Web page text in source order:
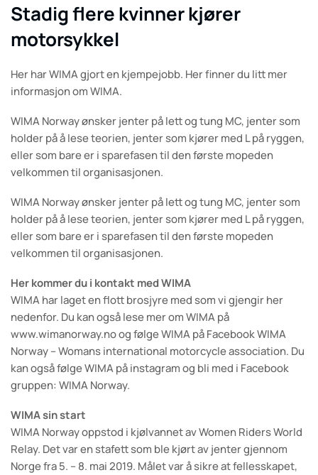
Stadig flere kvinner kjører
motorsykkel
Her har WIMA gjort en kjempejobb. Her finner du litt mer
informasjon om WIMA.
WIMA Norway ønsker jenter på lett og tung MC, jenter som
holder på å lese teorien, jenter som kjører med L på ryggen,
eller som bare er i sparefasen til den første mopeden
velkommen til organisasjonen.
WIMA Norway ønsker jenter på lett og tung MC, jenter som
holder på å lese teorien, jenter som kjører med L på ryggen,
eller som bare er i sparefasen til den første mopeden
velkommen til organisasjonen.
Her kommer du i kontakt med WIMA
WIMA har laget en flott brosjyre med som vi gjengir her
nedenfor. Du kan også lese mer om WIMA på
www.wimanorway.no og følge WIMA på Facebook WIMA
Norway – Womans international motorcycle association. Du
kan også følge WIMA på instagram og bli med i Facebook
gruppen: WIMA Norway.
WIMA sin start
WIMA Norway oppstod i kjølvannet av Women Riders World
Relay. Det var en stafett som ble kjørt av jenter gjennom
Norge fra 5. – 8. mai 2019. Målet var å sikre at fellesskapet,